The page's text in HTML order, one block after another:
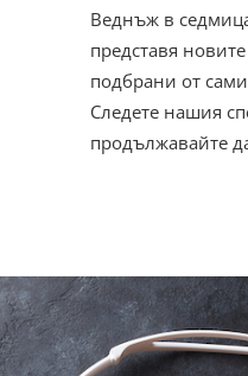
Веднъж в
представя
подбрани от
Следете нашия
продължавайте